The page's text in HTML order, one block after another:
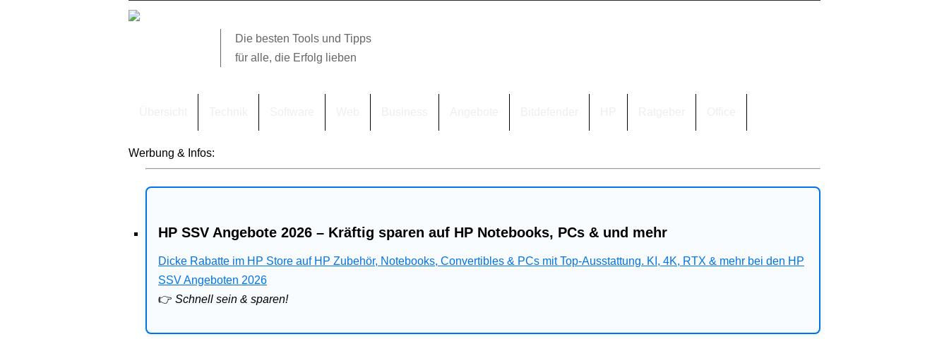
Die besten Tools und Tipps
für alle, die Erfolg lieben
Werbung & Infos:
HP SSV Angebote 2026 – Kräftig sparen auf HP Notebooks, PCs & und mehr
Dicke Rabatte im HP Store auf HP Zubehör, Notebooks, Convertibles & PCs mit Top-Ausstattung. KI, 4K, RTX & mehr bei den HP
SSV Angeboten 2026
👉 Schnell sein & sparen!